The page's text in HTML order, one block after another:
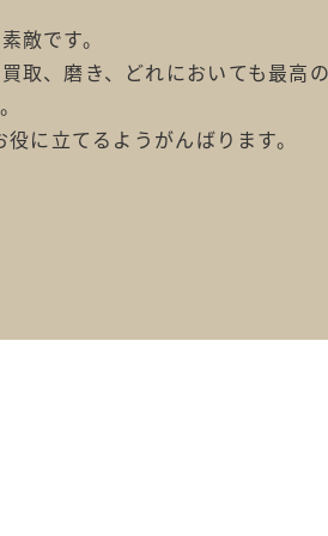
敵です。
取、磨き、どれにおいても最高
に立てるようがんばります。